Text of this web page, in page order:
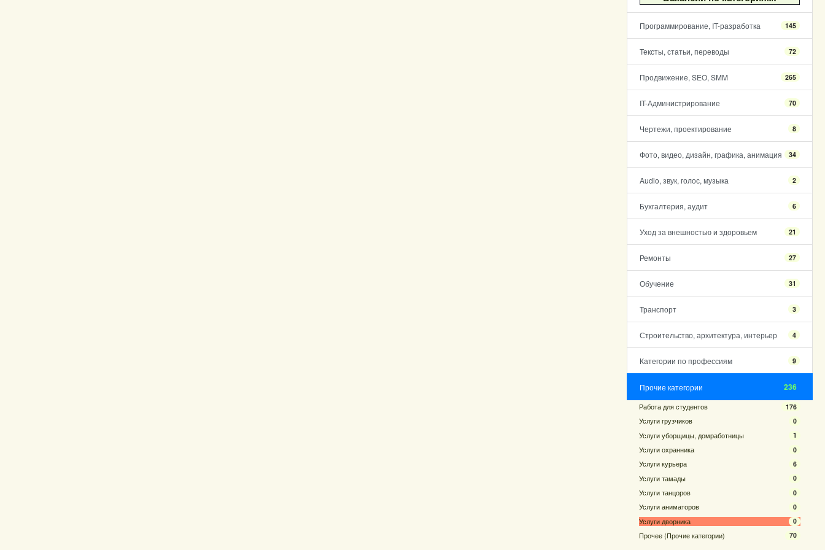
Программирование, IT-разработка 145
Тексты, статьи, переводы 72
Продвижение, SEO, SMM 265
IT-Администрирование 70
Чертежи, проектирование 8
Фото, видео, дизайн, графика, анимация 34
Audio, звук, голос, музыка 2
Бухгалтерия, аудит 6
Уход за внешностью и здоровьем 21
Ремонты 27
Обучение 31
Транспорт 3
Строительство, архитектура, интерьер 4
Категории по профессиям 9
Прочие категории 236
Работа для студентов 176
Услуги грузчиков 0
Услуги уборщицы, домработницы 1
Услуги охранника 0
Услуги курьера 6
Услуги тамады 0
Услуги танцоров 0
Услуги аниматоров 0
Услуги дворника 0
Прочее (Прочие категории) 70